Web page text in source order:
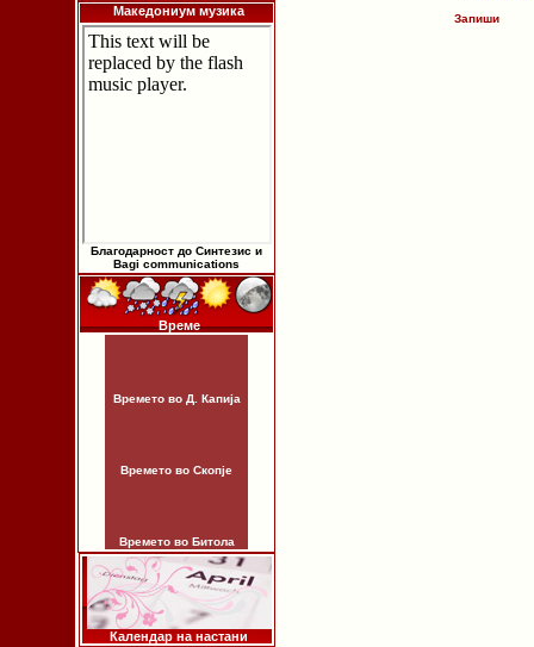
Македониум музика
Благодарност до Синтезис и
Bagi communications
Време
Времето во Д. Капија
Времето во Скопје
Времето во Битола
Календар на настани
Запиши